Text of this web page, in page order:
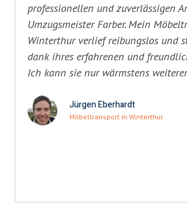
professionellen und zuverlässigen
Umzugsmeister Farber. Mein
Winterthur verlief reibungslos und
dank ihres erfahrenen und
Ich kann sie nur wärmstens
Jürgen Eberhardt
Möbeltransport in Winterthur